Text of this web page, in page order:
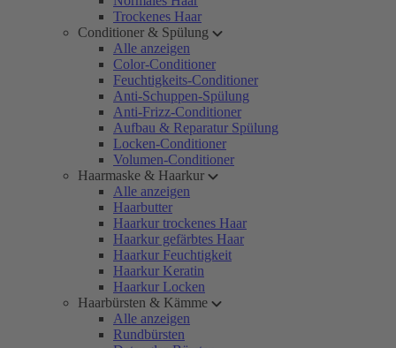
Trockenes Haar
Conditioner & Spülung
Alle anzeigen
Color-Conditioner
Feuchtigkeits-Conditioner
Anti-Schuppen-Spülung
Anti-Frizz-Conditioner
Aufbau & Reparatur Spülung
Locken-Conditioner
Volumen-Conditioner
Haarmaske & Haarkur
Alle anzeigen
Haarbutter
Haarkur trockenes Haar
Haarkur gefärbtes Haar
Haarkur Feuchtigkeit
Haarkur Keratin
Haarkur Locken
Haarbürsten & Kämme
Alle anzeigen
Rundbürsten